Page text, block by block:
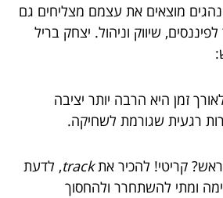
מוצאים את עצמם מצליחים גם
שיווק וניהול. יצחק בריל
זמן היא הרבה יותר יציבה
רגעית שגורמת לשחיקה.
קריטי! להכיר אתtrack, לדעת
ומתי להשתחרר ולהחסוך